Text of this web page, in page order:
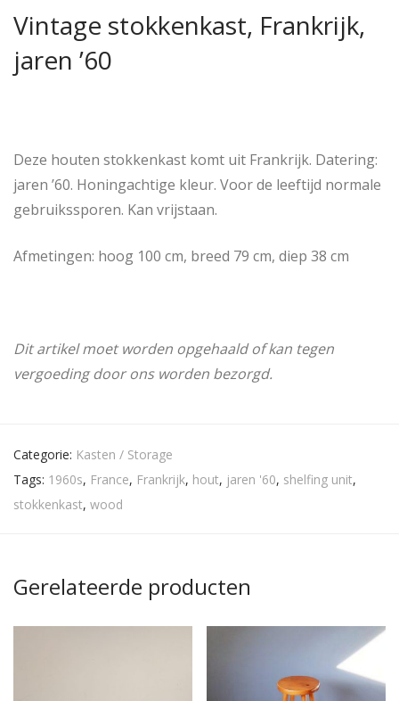
Vintage stokkenkast, Frankrijk,
jaren ’60
Deze houten stokkenkast komt uit Frankrijk. Datering:
jaren ’60. Honingachtige kleur. Voor de leeftijd normale
gebruikssporen. Kan vrijstaan.
Afmetingen: hoog 100 cm, breed 79 cm, diep 38 cm
Dit artikel moet worden opgehaald of kan tegen
vergoeding door ons worden bezorgd.
Categorie: Kasten / Storage
Tags: 1960s, France, Frankrijk, hout, jaren '60, shelfing unit,
stokkenkast, wood
Gerelateerde producten